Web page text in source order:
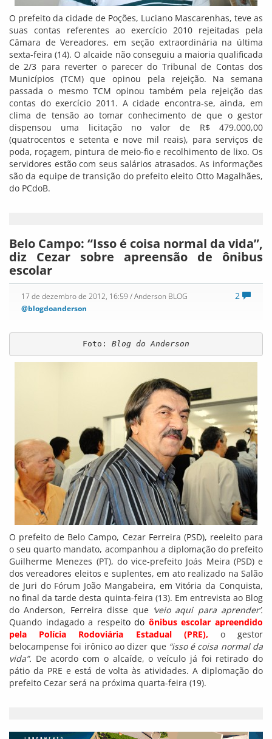
O prefeito da cidade de Poções, Luciano Mascarenhas, teve as
suas contas referentes ao exercício 2010 rejeitadas pela
Câmara de Vereadores, em seção extraordinária na última
sexta-feira (14). O alcaide não conseguiu a maioria qualificada
de 2/3 para reverter o parecer do Tribunal de Contas dos
Municípios (TCM) que opinou pela rejeição. Na semana
passada o mesmo TCM opinou também pela rejeição das
contas do exercício 2011. A cidade encontra-se, ainda, em
clima de tensão ao tomar conhecimento de que o gestor
dispensou uma licitação no valor de R$ 479.000,00
(quatrocentos e setenta e nove mil reais), para serviços de
poda, roçagem, pintura de meio-fio e recolhimento de lixo. Os
servidores estão com seus salários atrasados. As informações
são da equipe de transição do prefeito eleito Otto Magalhães,
do PCdoB.
Belo Campo: “Isso é coisa normal da vida”,
diz Cezar sobre apreensão de ônibus
escolar
2
17 de dezembro de 2012, 16:59 / Anderson BLOG
@blogdoanderson
Foto: Blog do Anderson
O prefeito de Belo Campo, Cezar Ferreira (PSD), reeleito para
o seu quarto mandato, acompanhou a diplomação do prefeito
Guilherme Menezes (PT), do vice-prefeito Joás Meira (PSD) e
dos vereadores eleitos e suplentes, em ato realizado na Salão
de Juri do Fórum João Mangabeira, em Vitória da Conquista,
no final da tarde desta quinta-feira (13). Em entrevista ao Blog
do Anderson, Ferreira disse que ‘veio aqui para aprender’.
Quando indagado a respeitodo ônibus escolar apreendido
pela Polícia Rodoviária Estadual (PRE), o gestor
belocampense foi irônico ao dizer que “isso é coisa normal da
vida”. De acordo com o alcaíde, o veículo já foi retirado do
pátio da PRE e está de volta às atividades. A diplomação do
prefeito Cezar será na próxima quarta-feira (19).